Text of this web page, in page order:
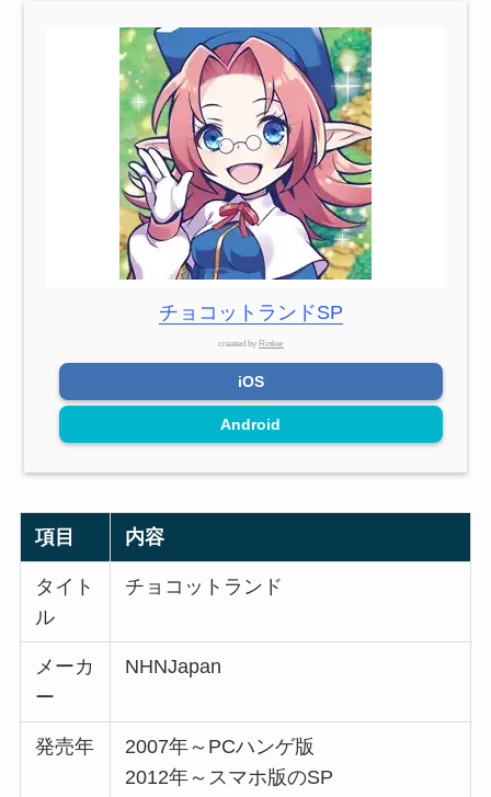
チョコットランドSP
created by Rinker
iOS
Android
項目 内容
タイト
ル
チョコットランド
メーカ
ー
NHNJapan
発売年
2007年～PCハンゲ版
2012年～スマホ版のSP